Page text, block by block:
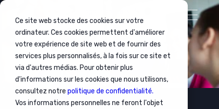
Ce site web stocke des cookies sur votre
ordinateur. Ces cookies permettent d'améliorer
votre expérience de site web et de fournir des
services plus personnalisés, à la fois sur ce site et
via d'autres médias. Pour obtenir plus
d'informations sur les cookies que nous utilisons,
consultez notre politique de confidentialité.
Vos informations personnelles ne feront l'objet